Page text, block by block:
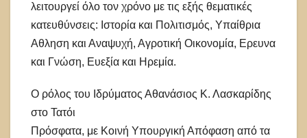
λειτουργεί όλο τον χρόνο με τις εξής θεματικές
κατευθύνσεις: Ιστορία και Πολιτισμός, Υπαίθρια
Αθληση και Αναψυχή, Αγροτική Οικονομία, Ερευνα
και Γνώση, Ευεξία και Ηρεμία.
Ο ρόλος του Ιδρύματος Αθανάσιος Κ. Λασκαρίδης
στο Τατόι
Πρόσφατα, με Κοινή Υπουργική Απόφαση από τα